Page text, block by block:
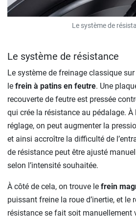
Le système de
Le système de résistance
Le système de freinage classique
le frein à patins en feutre. Une
recouverte de feutre est pressée
qui crée la résistance au pédalage. À
réglage, on peut augmenter la
et ainsi accroître la difficulté de
de résistance peut être ajusté
selon l’intensité souhaitée.
À côté de cela, on trouve le frein
puissant freine la roue d’inertie, et le
résistance se fait soit manuellement